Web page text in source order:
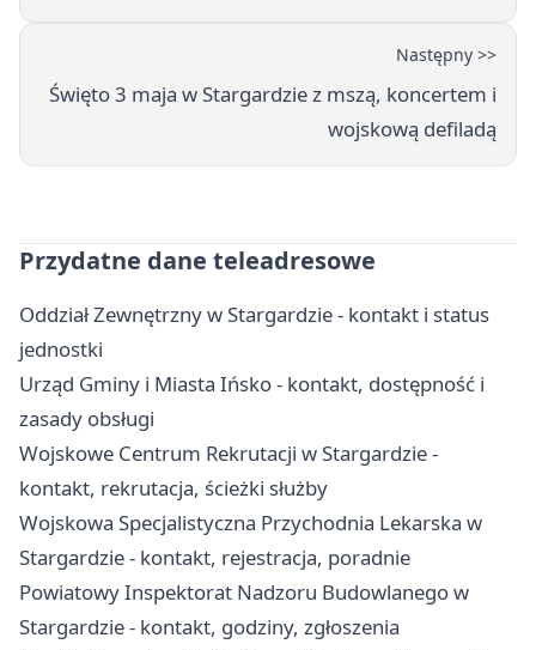
Następny >>
Święto 3 maja w Stargardzie z mszą, koncertem i
wojskową defiladą
Przydatne dane teleadresowe
Oddział Zewnętrzny w Stargardzie - kontakt i status
jednostki
Urząd Gminy i Miasta Ińsko - kontakt, dostępność i
zasady obsługi
Wojskowe Centrum Rekrutacji w Stargardzie -
kontakt, rekrutacja, ścieżki służby
Wojskowa Specjalistyczna Przychodnia Lekarska w
Stargardzie - kontakt, rejestracja, poradnie
Powiatowy Inspektorat Nadzoru Budowlanego w
Stargardzie - kontakt, godziny, zgłoszenia